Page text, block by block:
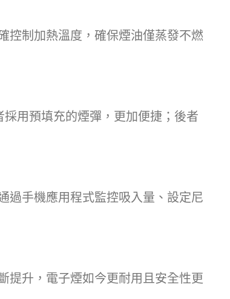
控制加熱溫度，確保煙油僅蒸發不燃
用預填充的煙彈，更加便捷；後者
過手機應用程式監控吸入量、設定尼
提升，電子煙如今更耐用且安全性更